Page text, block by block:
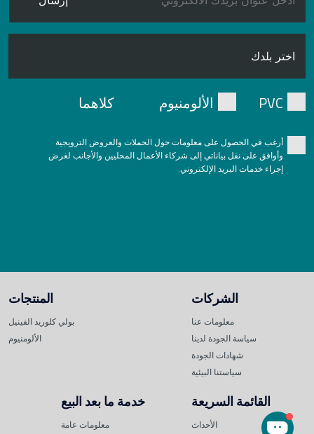
PVC الألومنيوم كلاهما
أرغب في الحصول على معلومات حول الحملات والعروض الترويجية
وأوافق على نقل بياناتي إلى شركاء الأعمال المحليين والأجانب لغرض
إجراء خدمات البريد الإلكتروني.
الشركات
معلومات عنا
سياسة الجودة لدينا
شهادات الجودة
سياستنا البيئية
المنتجات
بولي كلوريد الفينيل
الألومنيوم
القائمة السريعة
الأحداث
خدمة ما بعد البيع
معلومات عامة